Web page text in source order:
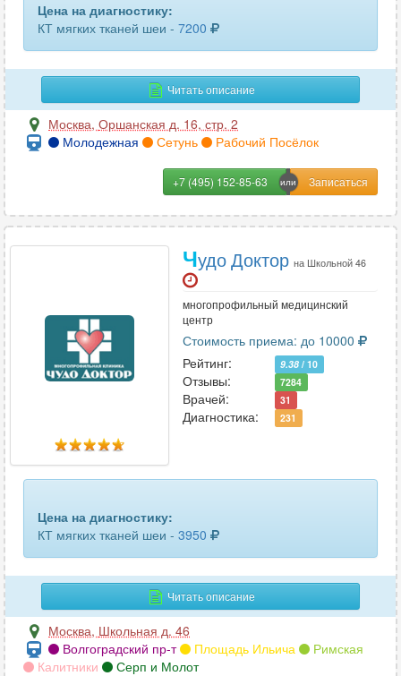
крестцово-подвздошных сочленений
лимфоузлов
лицевых костей
55
лучезапястного сустава
мягких тканей лица
мягких тканей шеи
органов грудной клетки
печени
пищевода 16
плечевого сустава 57
плечевой кости 24
Цена на диагностику:
КТ мягких тканей шеи - 7200
Читать описание
Москва, Оршанская д. 16, стр. 2
Молодежная
Сетунь Рабочий Посёлок
+7 (495) 152-85-63
Чудо Доктор на Школьной 46
многопрофильный медицинский
центр
Стоимость приема: до 10000
Рейтинг:
9.38 / 10
Отзывы: 7284
Врачей: 31
Диагностика: 231
Цена на диагностику:
КТ мягких тканей шеи - 3950
Читать описание
Москва, Школьная д. 46
Волгоградский пр-т
Площадь Ильича
Римская
Калитники
Серп и Молот